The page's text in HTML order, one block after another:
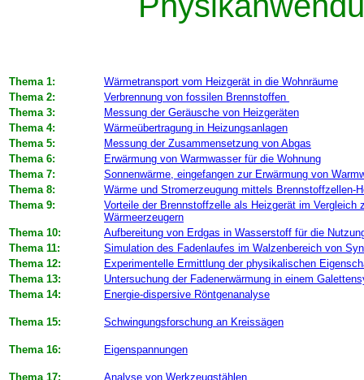
Thema 1:
Wärmetransport vom Heizgerät in die Wohnräume
Thema 2:
Verbrennung von fossilen Brennstoffen
Thema 3:
Messung der Geräusche von Heizgeräten
Thema 4:
Wärmeübertragung in Heizungsanlagen
Thema 5:
Messung der Zusammensetzung von Abgas
Thema 6:
Erwärmung von Warmwasser für die Wohnung
Thema 7:
Sonnenwärme, eingefangen zur Erwärmung von
Thema 8:
Wärme und Stromerzeugung mittels Brennstoffzellen-
Thema 9:
Vorteile der Brennstoffzelle als Heizgerät im Vergleich
Wärmeerzeugern
Thema 10:
Aufbereitung von Erdgas in Wasserstoff für die
Thema 11:
Simulation des Fadenlaufes im Walzenbereich von
Thema 12:
Experimentelle Ermittlung der physikalischen
Thema 13:
Untersuchung der Fadenerwärmung in einem
Thema 14:
Energie-dispersive Röntgenanalyse
Thema 15: Schwingungsforschung an Kreissägen
Thema 16: Eigenspannungen
Thema 17: Analyse von Werkzeugstählen